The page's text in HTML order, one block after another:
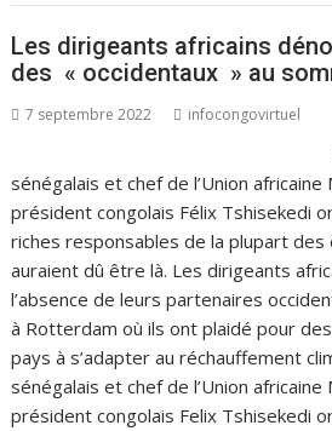
Les dirigeants africains
des « occidentaux » au
7 septembre 2022 infocongovirtuel
sénégalais et chef de l’Union africaine
président congolais Félix Tshisekedi
riches responsables de la plupart des
auraient dû être là. Les dirigeants
l’absence de leurs partenaires
à Rotterdam où ils ont plaidé pour
pays à s’adapter au réchauffement
sénégalais et chef de l’Union africaine
président congolais Felix Tshisekedi